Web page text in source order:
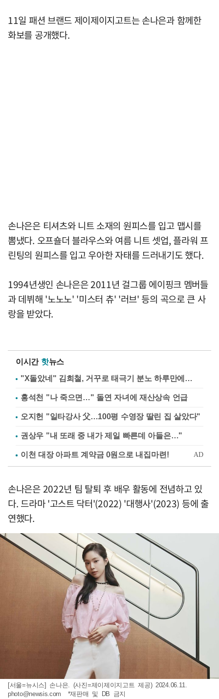
11일 패션 브랜드 제이제이지고트는 손나은과 함께한
화보를 공개했다.
손나은은 티셔츠와 니트 소재의 원피스를 입고 맵시를
뽐냈다. 오프숄더 블라우스와 여름 니트 셋업, 플라워 프
린팅의 원피스를 입고 우아한 자태를 드러내기도 했다.
1994년생인 손나은은 2011년 걸그룹 에이핑크 멤버들
과 데뷔해 '노노노' '미스터 츄' '러브' 등의 곡으로 큰 사
랑을 받았다.
이시간 핫뉴스
"X돌았네" 김희철, 거꾸로 태극기 분노 하루만에…
홍석천 "나 죽으면…" 돌연 자녀에 재산상속 언급
오지헌 "일타강사 父…100평 수영장 딸린 집 살았다"
권상우 "내 또래 중 내가 제일 빠른데 아들은…"
손나은은 2022년 팀 탈퇴 후 배우 활동에 전념하고 있
다. 드라마 '고스트 닥터'(2022) '대행사'(2023) 등에 출
연했다.
[서울=뉴시스] 손나은. (사진=제이제이지고트 제공) 2024.06.11.
photo@newsis.com *재판매 및 DB 금지